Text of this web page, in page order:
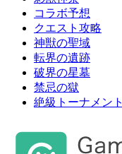
コラボ予想
クエスト攻略
神獣の聖域
転界の遺跡
破界の星墓
禁忌の獄
絶級トーナメント